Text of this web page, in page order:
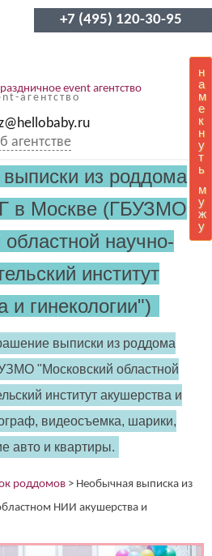
+7 (495) 120-30-95
агентство
агентстве
н
а
м
е
к
н
у
т
ь
м
у
ж
у
мессенджер)
Имя мужа:*
из роддома
в Москве (ГБУЗМО
научно-
институт
и гинекологии")
выписки из роддома
"Московский областной
институт акушерства и
видеосъемка, шарики,
авто и квартиры.
роддомов > Необычная выписка из
НИИ акушерства и